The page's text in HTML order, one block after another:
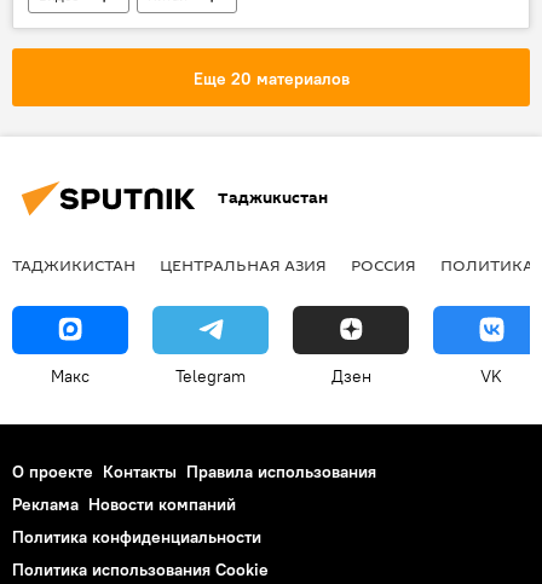
Еще 20 материалов
Таджикистан
ТАДЖИКИСТАН ЦЕНТРАЛЬНАЯ АЗИЯ РОССИЯ ПОЛИТИКА
Макс Telegram Дзен VK
О проекте Контакты Правила использования
Реклама Новости компаний
Политика конфиденциальности
Политика использования Cookie